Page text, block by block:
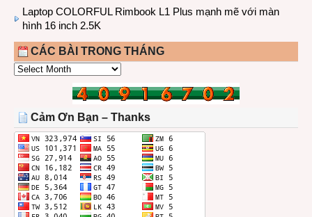
Laptop COLORFUL Rimbook L1 Plus mạnh mẽ với màn
hình 16 inch 2.5K
CÁC BÀI TRONG THÁNG
CÁC
THÁNG
Cảm Ơn Bạn – Thanks